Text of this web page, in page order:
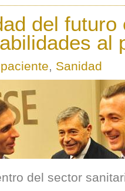
del futuro
al
paciente, Sanidad
del sector